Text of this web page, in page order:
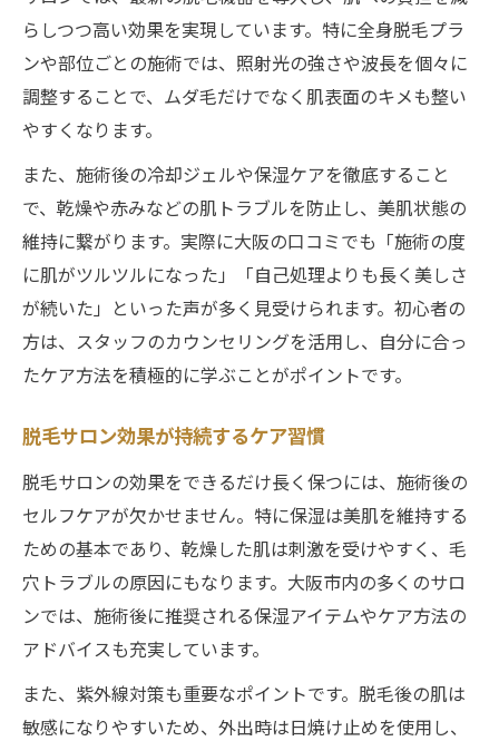
らしつつ高い効果を実現しています。特に全身脱毛プラ
ンや部位ごとの施術では、照射光の強さや波長を個々に
調整することで、ムダ毛だけでなく肌表面のキメも整い
やすくなります。
また、施術後の冷却ジェルや保湿ケアを徹底すること
で、乾燥や赤みなどの肌トラブルを防止し、美肌状態の
維持に繋がります。実際に大阪の口コミでも「施術の度
に肌がツルツルになった」「自己処理よりも長く美しさ
が続いた」といった声が多く見受けられます。初心者の
方は、スタッフのカウンセリングを活用し、自分に合っ
たケア方法を積極的に学ぶことがポイントです。
脱毛サロン効果が持続するケア習慣
脱毛サロンの効果をできるだけ長く保つには、施術後の
セルフケアが欠かせません。特に保湿は美肌を維持する
ための基本であり、乾燥した肌は刺激を受けやすく、毛
穴トラブルの原因にもなります。大阪市内の多くのサロ
ンでは、施術後に推奨される保湿アイテムやケア方法の
アドバイスも充実しています。
また、紫外線対策も重要なポイントです。脱毛後の肌は
敏感になりやすいため、外出時は日焼け止めを使用し、